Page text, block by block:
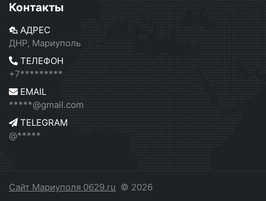
Контакты
АДРЕС
ДНР, Мариуполь
ТЕЛЕФОН
+7*********
EMAIL
*****@gmail.com
TELEGRAM
@*****
Сайт Мариуполя 0629.ru © 2026